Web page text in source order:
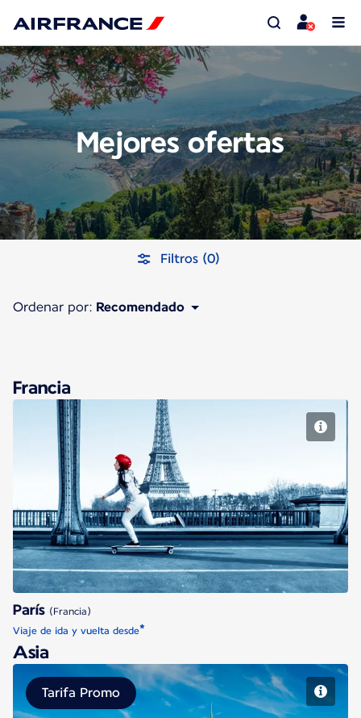
Mejores ofertas
Filtros (0)
Ordenar por: Recomendado
Francia
París
París (Francia)
Viaje de ida y vuelta desde*
Asia
Tarifa Promo